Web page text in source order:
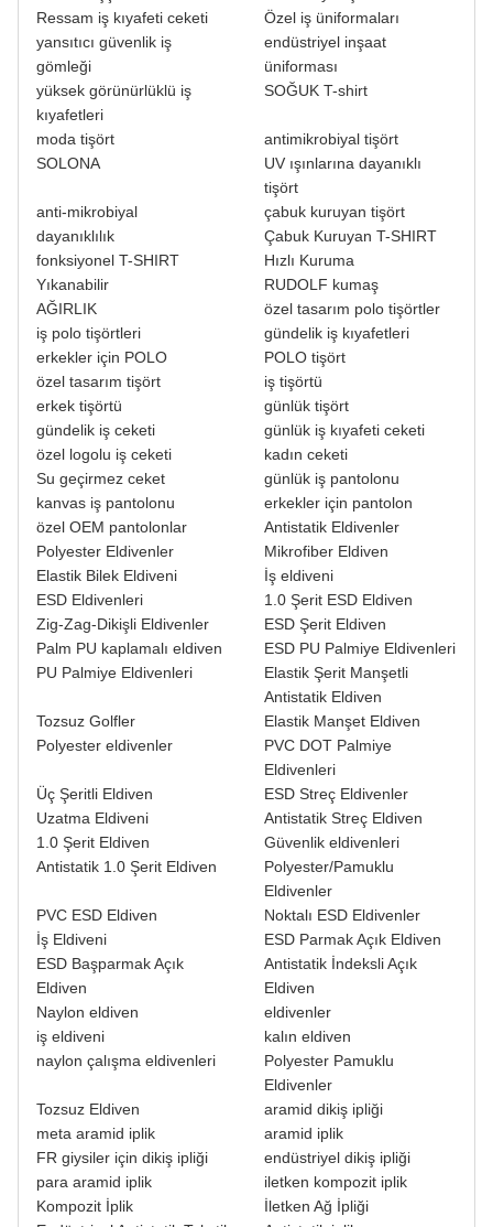
Ressam iş kıyafeti ceketi
Özel iş üniformaları
yansıtıcı güvenlik iş
gömleği
endüstriyel inşaat
üniforması
yüksek görünürlüklü iş
kıyafetleri
SOĞUK T-shirt
moda tişört
antimikrobiyal tişört
SOLONA
UV ışınlarına dayanıklı
tişört
anti-mikrobiyal
çabuk kuruyan tişört
dayanıklılık
Çabuk Kuruyan T-SHIRT
fonksiyonel T-SHIRT
Hızlı Kuruma
Yıkanabilir
RUDOLF kumaş
AĞIRLIK
özel tasarım polo tişörtler
iş polo tişörtleri
gündelik iş kıyafetleri
erkekler için POLO
POLO tişört
özel tasarım tişört
iş tişörtü
erkek tişörtü
günlük tişört
gündelik iş ceketi
günlük iş kıyafeti ceketi
özel logolu iş ceketi
kadın ceketi
Su geçirmez ceket
günlük iş pantolonu
kanvas iş pantolonu
erkekler için pantolon
özel OEM pantolonlar
Antistatik Eldivenler
Polyester Eldivenler
Mikrofiber Eldiven
Elastik Bilek Eldiveni
İş eldiveni
ESD Eldivenleri
1.0 Şerit ESD Eldiven
Zig-Zag-Dikişli Eldivenler
ESD Şerit Eldiven
Palm PU kaplamalı eldiven
ESD PU Palmiye Eldivenleri
PU Palmiye Eldivenleri
Elastik Şerit Manşetli
Antistatik Eldiven
Tozsuz Golfler
Elastik Manşet Eldiven
Polyester eldivenler
PVC DOT Palmiye
Eldivenleri
Üç Şeritli Eldiven
ESD Streç Eldivenler
Uzatma Eldiveni
Antistatik Streç Eldiven
1.0 Şerit Eldiven
Güvenlik eldivenleri
Antistatik 1.0 Şerit Eldiven
Polyester/Pamuklu
Eldivenler
PVC ESD Eldiven
Noktalı ESD Eldivenler
İş Eldiveni
ESD Parmak Açık Eldiven
ESD Başparmak Açık
Eldiven
Antistatik İndeksli Açık
Eldiven
Naylon eldiven
eldivenler
iş eldiveni
kalın eldiven
naylon çalışma eldivenleri
Polyester Pamuklu
Eldivenler
Tozsuz Eldiven
aramid dikiş ipliği
meta aramid iplik
aramid iplik
FR giysiler için dikiş ipliği
endüstriyel dikiş ipliği
para aramid iplik
iletken kompozit iplik
Kompozit İplik
İletken Ağ İpliği